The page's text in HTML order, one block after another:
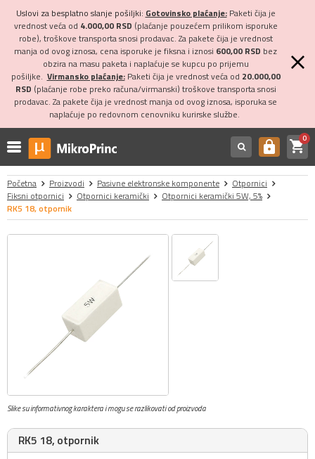
Uslovi za besplatno slanje pošiljki: Gotovinsko plaćanje:Paketi čija je
vrednost veća od 4.000,00 RSD (plaćanje pouzećem prilikom isporuke
robe), troškove transporta snosi prodavac. Za pakete čija je vrednost
manja od ovog iznosa, cena isporuke je fiksna i iznosi 600,00 RSD bez
obzira na masu paketa i naplaćuje se kupcu po prijemu
pošiljke. Virmansko plaćanje:Paketi čija je vrednost veća od 20.000,00
RSD (plaćanje robe preko računa/virmanski) troškove transporta snosi
prodavac. Za pakete čija je vrednost manja od ovog iznosa, isporuka se
naplaćuje po redovnom cenovniku kurirske službe.
https shopping_cart0
Početna Proizvodi Pasivne elektronske komponente
Otpornici
Fiksni otpornici
Otpornici keramički
Otpornici keramički 5W, 5%
RK5 18, otpornik
Slike su informativnog karaktera i mogu se razlikovati od proizvoda
RK5 18, otpornik